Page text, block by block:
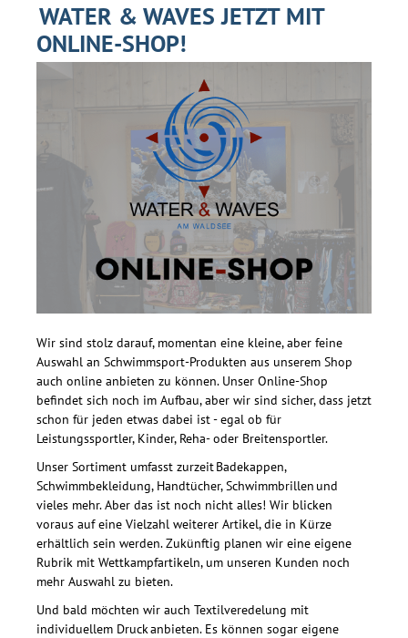
WATER & WAVES JETZT MIT
ONLINE-SHOP!
Wir sind stolz darauf, momentan eine kleine, aber feine
Auswahl an Schwimmsport-Produkten aus unserem Shop
auch online anbieten zu können. Unser Online-Shop
befindet sich noch im Aufbau, aber wir sind sicher, dass jetzt
schon für jeden etwas dabei ist - egal ob für
Leistungssportler, Kinder, Reha- oder Breitensportler.
Unser Sortiment umfasst zurzeit Badekappen,
Schwimmbekleidung, Handtücher, Schwimmbrillen und
vieles mehr. Aber das ist noch nicht alles! Wir blicken
voraus auf eine Vielzahl weiterer Artikel, die in Kürze
erhältlich sein werden. Zukünftig planen wir eine eigene
Rubrik mit Wettkampfartikeln, um unseren Kunden noch
mehr Auswahl zu bieten.
Und bald möchten wir auch Textilveredelung mit
individuellem Druck anbieten. Es können sogar eigene